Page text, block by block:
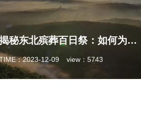
揭秘东北殡葬百日祭：如何为逝去的亲人烧百天？
：2023-12-09 view：5743